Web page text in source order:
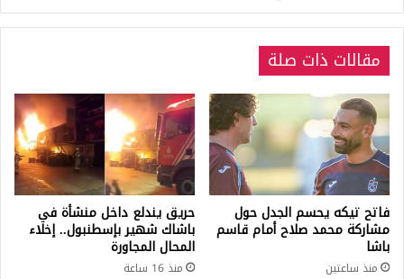
إلى
السـورية
مقالات ذات صلة
فاتح تيكه يحسم الجدل حول
مشاركة محمد صلاح أمام قاسم
باشا
منذ ساعتين
حريق يندلع داخل منشأة في
باشاك شهير بإسطنبول.. إخلاء
المحال المجاورة
منذ 16 ساعة